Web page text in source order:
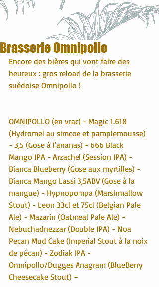
Brasserie Omnipollo
Encore des bières qui vont faire des
heureux : gros reload de la brasserie
suédoise Omnipollo !
OMNIPOLLO (en vrac) - Magic 1.618
(Hydromel au simcoe et pamplemousse)
- 3,5 (Gose à l'ananas) - 666 Black
Mango IPA - Arzachel (Session IPA) -
Bianca Blueberry (Gose aux myrtilles) -
Bianca Mango Lassi 3,5ABV (Gose à la
mangue) - Hypnopompa (Marshmallow
Stout) - Leon 33cl et 75cl (Belgian Pale
Ale) - Mazarin (Oatmeal Pale Ale) -
Nebuchadnezzar (Double IPA) - Noa
Pecan Mud Cake (Imperial Stout à la noix
de pécan) - Zodiak IPA -
Omnipollo/Dugges Anagram (BlueBerry
Cheesecake Stout) –